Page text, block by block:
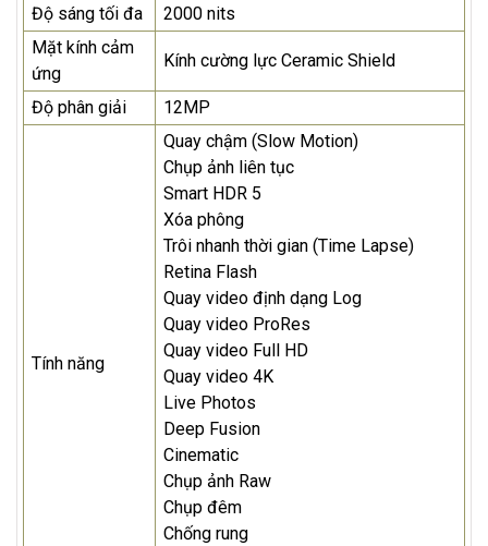
Độ sáng tối đa
2000 nits
Mặt kính cảm
ứng
Kính cường lực Ceramic Shield
Độ phân giải 12MP
Tính năng
Quay chậm (Slow Motion)
Chụp ảnh liên tục
Smart HDR 5
Xóa phông
Trôi nhanh thời gian (Time Lapse)
Retina Flash
Quay video định dạng Log
Quay video ProRes
Quay video Full HD
Quay video 4K
Live Photos
Deep Fusion
Cinematic
Chụp ảnh Raw
Chụp đêm
Chống rung